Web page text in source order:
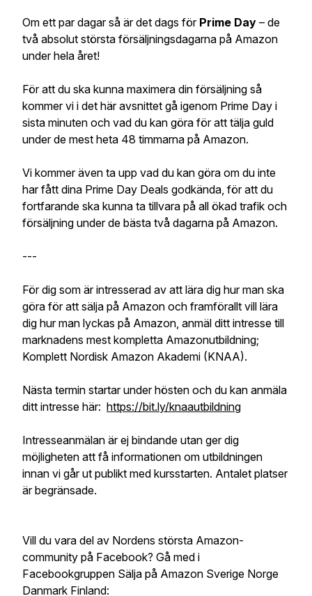
Om ett par dagar så är det dags för Prime Day – de
två absolut största försäljningsdagarna på Amazon
under hela året!
För att du ska kunna maximera din försäljning så
kommer vi i det här avsnittet gå igenom Prime Day i
sista minuten och vad du kan göra för att tälja guld
under de mest heta 48 timmarna på Amazon.
Vi kommer även ta upp vad du kan göra om du inte
har fått dina Prime Day Deals godkända, för att du
fortfarande ska kunna ta tillvara på all ökad trafik och
försäljning under de bästa två dagarna på Amazon.
---
För dig som är intresserad av att lära dig hur man ska
göra för att sälja på Amazon och framförallt vill lära
dig hur man lyckas på Amazon, anmäl ditt intresse till
marknadens mest kompletta Amazonutbildning;
Komplett Nordisk Amazon Akademi (KNAA).
Nästa termin startar under hösten och du kan anmäla
ditt intresse här: https://bit.ly/knaautbildning
Intresseanmälan är ej bindande utan ger dig
möjligheten att få informationen om utbildningen
innan vi går ut publikt med kursstarten. Antalet platser
är begränsade.
Vill du vara del av Nordens största Amazon-
community på Facebook? Gå med i
Facebookgruppen Sälja på Amazon Sverige Norge
Danmark Finland: